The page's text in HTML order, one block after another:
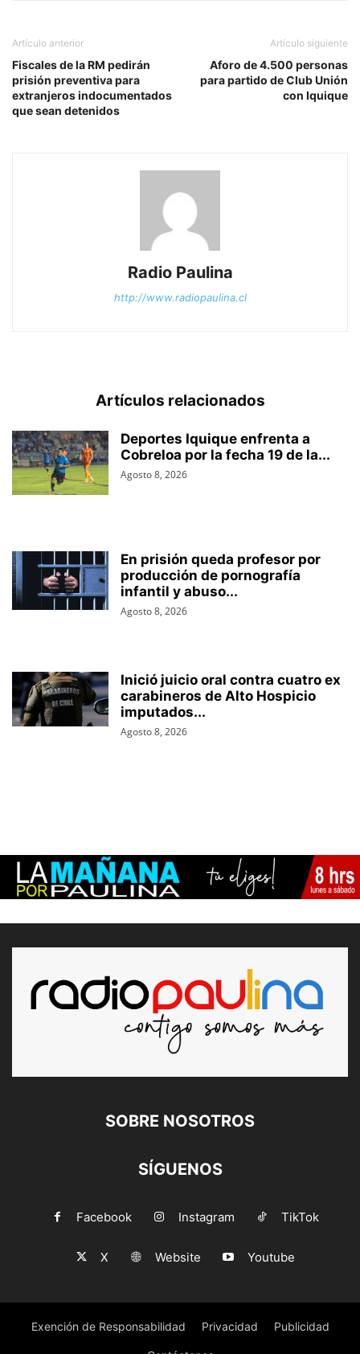
Artículo anterior
Fiscales de la RM pedirán
prisión preventiva para
extranjeros indocumentados
que sean detenidos
Artículo siguiente
Aforo de 4.500 personas
para partido de Club Unión
con Iquique
Radio Paulina
http://www.radiopaulina.cl
Artículos relacionados
Deportes Iquique enfrenta a
Cobreloa por la fecha 19 de la...
Agosto 8, 2026
En prisión queda profesor por
producción de pornografía
infantil y abuso...
Agosto 8, 2026
Inició juicio oral contra cuatro ex
carabineros de Alto Hospicio
imputados...
Agosto 8, 2026
SOBRE NOSOTROS
SÍGUENOS
Facebook Instagram TikTok
X Website Youtube
Exención de Responsabilidad Privacidad Publicidad